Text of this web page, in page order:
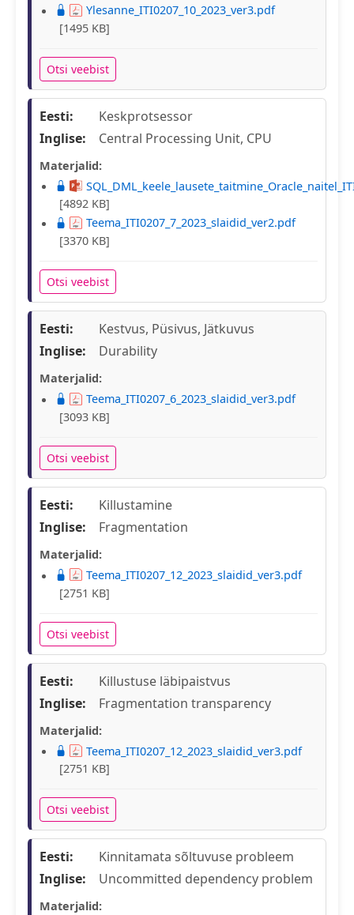
Ylesanne_ITI0207_10_2023_ver3.pdf
[1495 KB]
Otsi veebist
Eesti:
Keskprotsessor
Inglise:
Central Processing Unit, CPU
Materjalid:
[4892 KB]
Teema_ITI0207_7_2023_slaidid_ver2.pdf
[3370 KB]
Otsi veebist
Eesti:
Kestvus, Püsivus, Jätkuvus
Inglise:
Durability
Materjalid:
Teema_ITI0207_6_2023_slaidid_ver3.pdf
[3093 KB]
Otsi veebist
Eesti:
Killustamine
Inglise:
Fragmentation
Materjalid:
Teema_ITI0207_12_2023_slaidid_ver3.pdf
[2751 KB]
Otsi veebist
Eesti:
Killustuse läbipaistvus
Inglise:
Fragmentation transparency
Materjalid:
Teema_ITI0207_12_2023_slaidid_ver3.pdf
[2751 KB]
Otsi veebist
Eesti:
Kinnitamata sõltuvuse probleem
Inglise:
Uncommitted dependency problem
Materjalid: